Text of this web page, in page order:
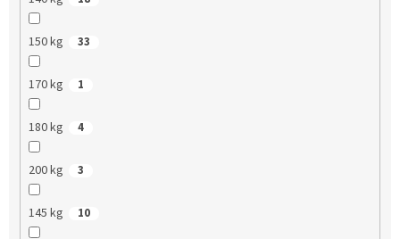
150 kg 33
170 kg 1
180 kg 4
200 kg 3
145 kg 10